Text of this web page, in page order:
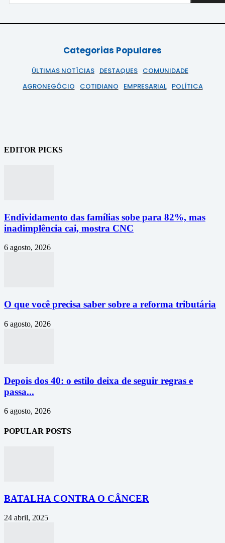
Categorias Populares
ÚLTIMAS NOTÍCIAS DESTAQUES COMUNIDADE
AGRONEGÓCIO
COTIDIANO EMPRESARIAL POLÍTICA
EDITOR PICKS
Endividamento das famílias sobe para 82%, mas
inadimplência cai, mostra CNC
6 agosto, 2026
O que você precisa saber sobre a reforma tributária
6 agosto, 2026
Depois dos 40: o estilo deixa de seguir regras e
passa...
6 agosto, 2026
POPULAR POSTS
BATALHA CONTRA O CÂNCER
24 abril, 2025